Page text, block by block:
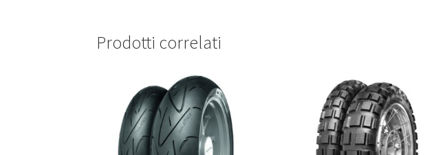
Prodotti correlati